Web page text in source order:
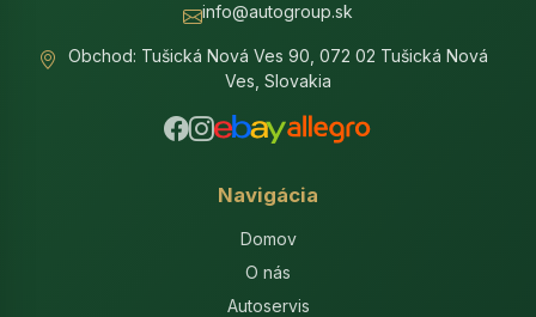
info@autogroup.sk
Obchod: Tušická Nová Ves 90, 072 02 Tušická Nová
Ves, Slovakia
Navigácia
Domov
O nás
Autoservis